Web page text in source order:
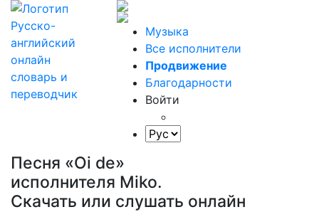
Музыка
Все исполнители
Продвижение
Благодарности
Войти
Песня «Oi de»
исполнителя Miko.
Скачать или слушать онлайн